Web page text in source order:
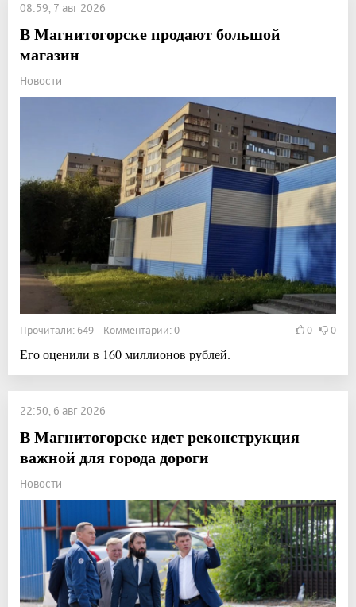
08:59, 7 авг 2026
В Магнитогорске продают большой
магазин
Новости
Прочитали: 649 Комментарии: 0 0 0
Его оценили в 160 миллионов рублей.
22:50, 6 авг 2026
В Магнитогорске идет реконструкция
важной для города дороги
Новости